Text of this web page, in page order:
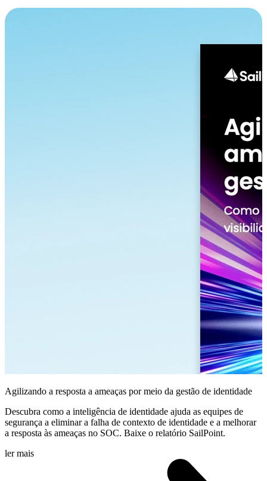
Agilizando a resposta a ameaças por meio da gestão de identidade
Descubra como a inteligência de identidade ajuda as equipes de
segurança a eliminar a falha de contexto de identidade e a melhorar
a resposta às ameaças no SOC. Baixe o relatório SailPoint.
ler mais